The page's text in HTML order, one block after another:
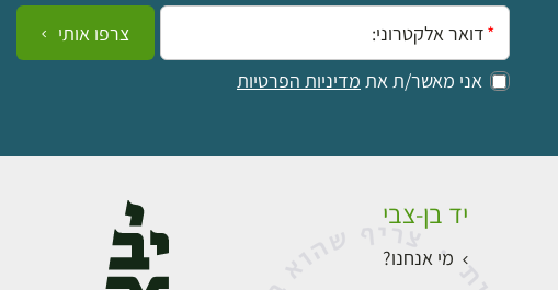
אימייל:
אני מאשר/ת את מדיניות הפרטיות
צרפו אותי
יד בן-צבי
מי אנחנו?